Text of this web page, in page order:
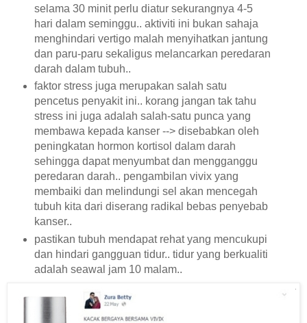
selama 30 minit perlu diatur sekurangnya 4-5
hari dalam seminggu.. aktiviti ini bukan sahaja
menghindari vertigo malah menyihatkan jantung
dan paru-paru sekaligus melancarkan peredaran
darah dalam tubuh..
faktor stress juga merupakan salah satu
pencetus penyakit ini.. korang jangan tak tahu
stress ini juga adalah salah-satu punca yang
membawa kepada kanser --> disebabkan oleh
peningkatan hormon kortisol dalam darah
sehingga dapat menyumbat dan mengganggu
peredaran darah.. pengambilan vivix yang
membaiki dan melindungi sel akan mencegah
tubuh kita dari diserang radikal bebas penyebab
kanser..
pastikan tubuh mendapat rehat yang mencukupi
dan hindari gangguan tidur.. tidur yang berkualiti
adalah seawal jam 10 malam..